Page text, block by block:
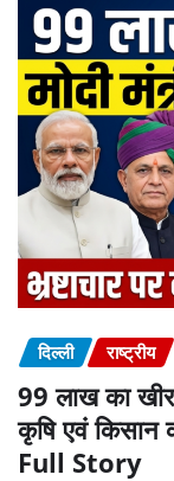
दिल्ली राष्ट्रीय
99 लाख का
कृषि एवं किसान
Full Story